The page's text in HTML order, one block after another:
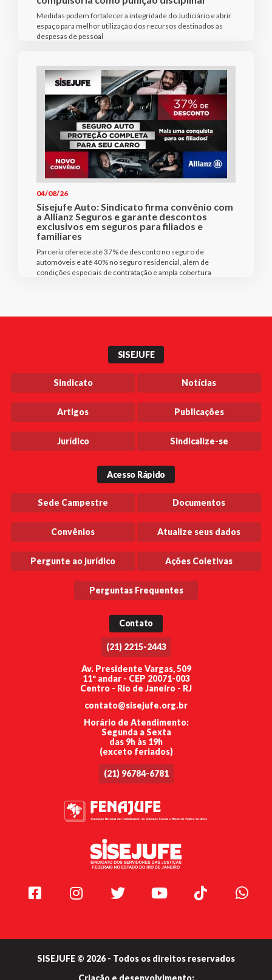
Medidas podem fortalecer a integridade do Judiciário e abrir
espaço para melhor utilização dos recursos destinados às
despesas de pessoal
04/08/26
Sisejufe Auto: Sindicato firma convênio com
a Allianz Seguros e garante descontos
exclusivos em seguros para filiados e
familiares
Parceria oferece até 37% de desconto no seguro de
automóveis e até 40% no seguro residencial, além de
condições especiais de contratação e ampla cobertura
SISEJUFE
Sindicato Notícias
Artigos Publicações
Jurídico Sindicalize-se
Acesso Rápido
Sede Campestre Documentos
Convênios Atualize seus dados
Pergunte ao jurídico Ações Coletivas
Perguntas Frequentes
Contato
(21) 2215-2443
Av. Presidente Vargas, 509
11º andar - CEP 20071-003
Centro - Rio de Janeiro - RJ
contato@sisejufe.org.br
Horário de Atendimento:
Segunda a Sexta
das 9h às 19h
(exceto feriados)
(21) 96784-6781
Facebook Instagram Twitter Youtube TikTok
SISEJUFE © 2026 - Todos os direitos reservados
Criação e desenvolvimento: